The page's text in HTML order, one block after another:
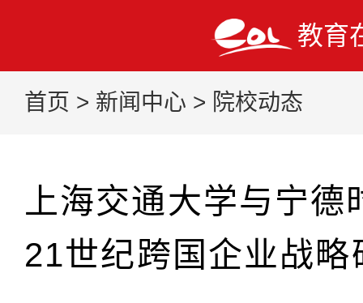
教育
首页 > 新闻中心 > 院校动态
上海交通大学与宁德
21世纪跨国企业战略